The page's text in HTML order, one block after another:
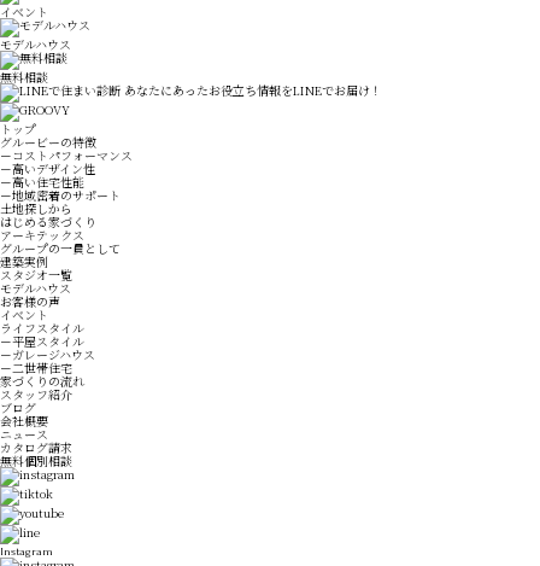
イベント
モデルハウス
無料相談
トップ
グルービーの特徴
－コストパフォーマンス
－高いデザイン性
－高い住宅性能
－地域密着のサポート
土地探しから
はじめる家づくり
アーキテックス
グループの一員として
建築実例
スタジオ一覧
モデルハウス
お客様の声
イベント
ライフスタイル
－平屋スタイル
－ガレージハウス
－二世帯住宅
家づくりの流れ
スタッフ紹介
ブログ
会社概要
ニュース
カタログ請求
無料個別相談
Instagram